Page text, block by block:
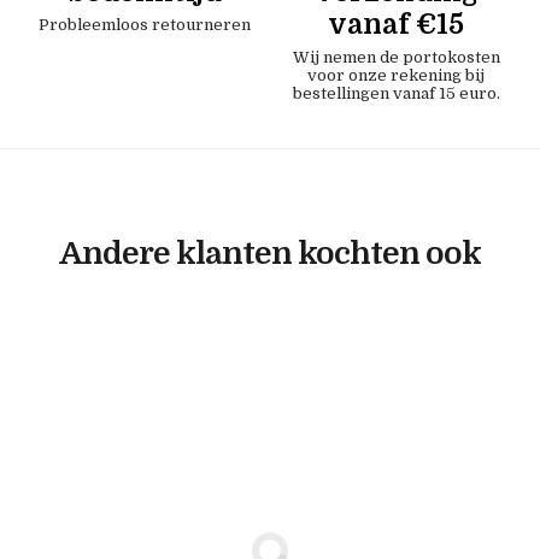
Probleemloos retourneren
vanaf €15
Wij nemen de portokosten
voor onze rekening bij
bestellingen vanaf 15 euro.
Andere klanten kochten ook